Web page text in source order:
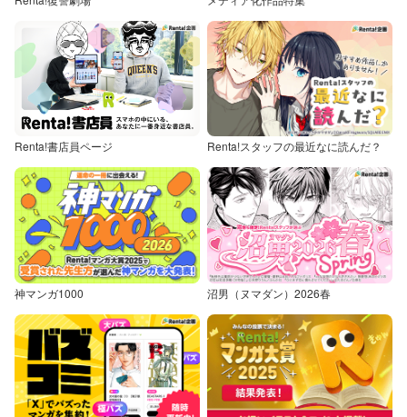
Renta!書店員ページ Renta!スタッフの最近なに読んだ？
神マンガ1000 沼男（ヌマダン）2026春